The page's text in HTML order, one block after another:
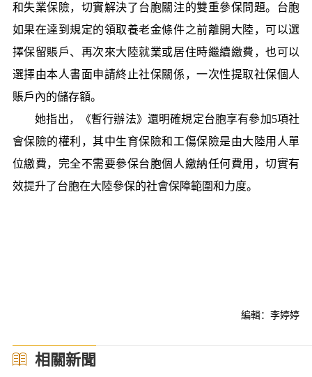
和失業保險，切實解決了台胞關注的雙重參保問題。台胞
如果在達到規定的領取養老金條件之前離開大陸，可以選
擇保留賬戶、再次來大陸就業或居住時繼續繳費，也可以
選擇由本人書面申請終止社保關係，一次性提取社保個人
賬戶內的儲存額。
她指出，《暫行辦法》還明確規定台胞享有參加5項社
會保險的權利，其中生育保險和工傷保險是由大陸用人單
位繳費，完全不需要參保台胞個人繳納任何費用，切實有
效提升了台胞在大陸參保的社會保障範圍和力度。
編輯：李婷婷
相關新聞